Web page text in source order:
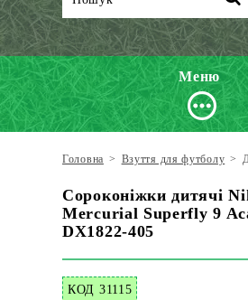
Меню
Головна > Взуття для футболу >
Сороконіжки дитячі
Mercurial Superfly 9
DX1822-405
КОД 31115